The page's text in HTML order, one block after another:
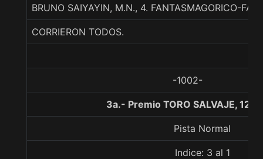
BRUNO SAIYAYIN, M.N., 4. FANTASMAGORICO-
CORRIERON TODOS.
-1002-
3a.- Premio TORO SALVAJE,
Pista Normal
Indice: 3 al 1